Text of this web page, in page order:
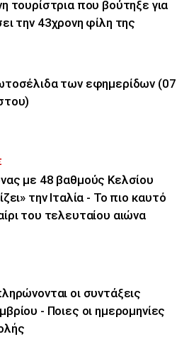
τουρίστρια που βούτηξε για
την 43χρονη φίλη της
των εφημερίδων (07
με 48 βαθμούς Κελσίου
την Ιταλία - Το πιο καυτό
του τελευταίου αιώνα
οι συντάξεις
- Ποιες οι ημερομηνίες